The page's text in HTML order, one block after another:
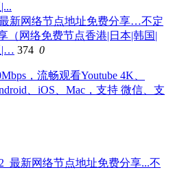
最新网络节点地址免费分享…不定
网络免费节点香港|日本|韩国|
|… 374 0